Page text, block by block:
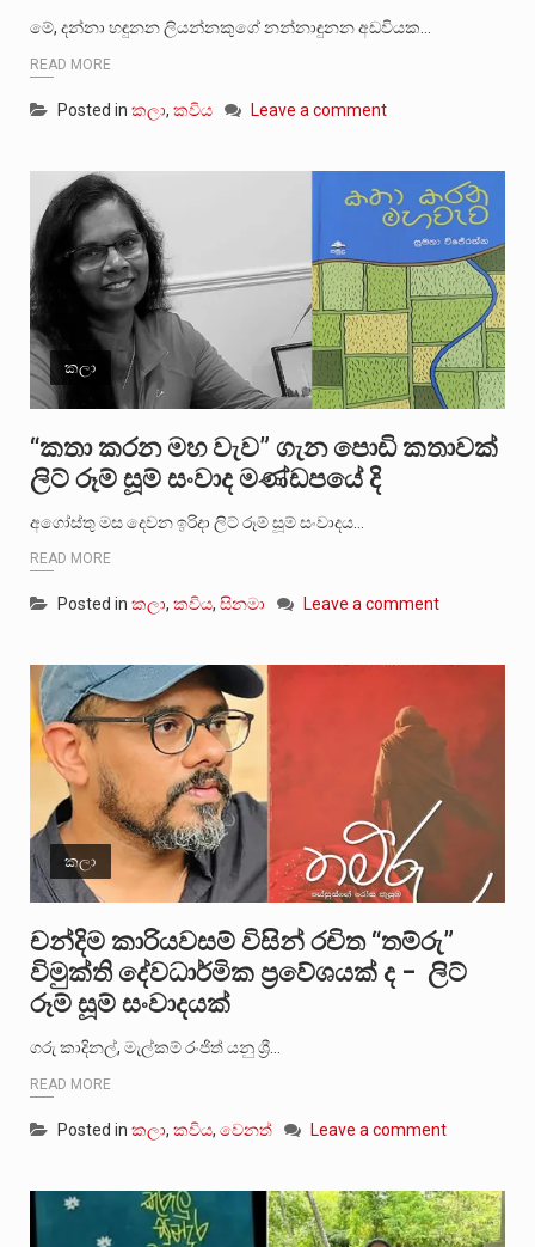
මේ, දන්නා හඳුනන ලියන්නකුගේ නන්නාඳුනන අඩවියක…
READ MORE
Posted in කලා, කවිය Leave a comment
කලා
“කතා කරන මහ වැව” ගැන පොඩි කතාවක්
ලිට් රූම් සූම් සංවාද මණ්ඩපයේ දි
අගෝස්තු මස දෙවන ඉරිදා ලිට් රූම් සූම් සංවාදය…
READ MORE
Posted in කලා, කවිය, සිනමා Leave a comment
කලා
චන්දිම කාරියවසම් විසින් රචිත “තම්රු”
විමුක්ති දේවධාර්මික ප්‍රවේශයක් ද – ලිට්
රූම් සූම් සංවාදයක්
ගරු කාදිනල්, මැල්කම් රංජිත් යනු ශ්‍රී…
READ MORE
Posted in කලා, කවිය, වෙනත් Leave a comment